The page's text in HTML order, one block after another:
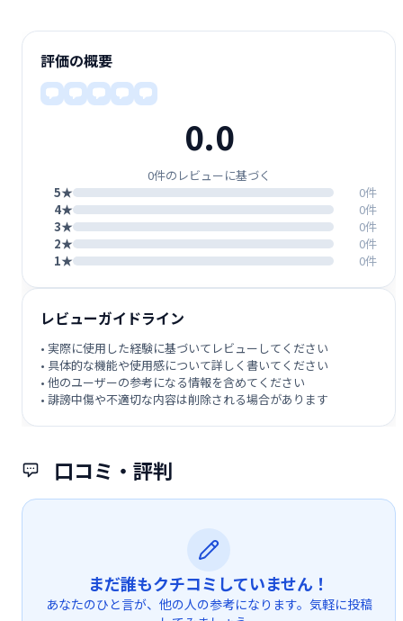
口コミ・評判
まだ誰もクチコミしていません！
あなたのひと言が、他の人の参考になります。気軽に投稿
評価の概要
0.0
0件のレビューに基づく
5★
0件
4★
0件
3★
0件
2★
0件
1★
0件
レビューガイドライン
• 実際に使用した経験に基づいてレビューしてください
• 具体的な機能や使用感について詳しく書いてください
• 他のユーザーの参考になる情報を含めてください
• 誹謗中傷や不適切な内容は削除される場合があります